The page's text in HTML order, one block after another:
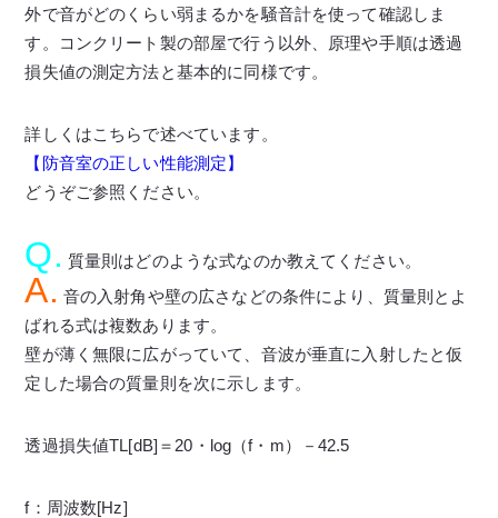
外で音がどのくらい弱まるかを騒音計を使って確認しま
す。コンクリート製の部屋で行う以外、原理や手順は透過
損失値の測定方法と基本的に同様です。
詳しくはこちらで述べています。
【防音室の正しい性能測定】
どうぞご参照ください。
Q. 質量則はどのような式なのか教えてください。
A. 音の入射角や壁の広さなどの条件により、質量則とよ
ばれる式は複数あります。
壁が薄く無限に広がっていて、音波が垂直に入射したと仮
定した場合の質量則を次に示します。
透過損失値TL[dB]＝20・log（f・m）－42.5
f：周波数[Hz]